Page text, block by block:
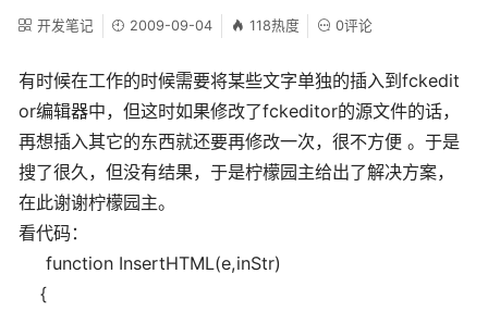
开发笔记 2009-09-04 118热度 0评论
有时候在工作的时候需要将某些文字单独的插入到fckedit
or编辑器中，但这时如果修改了fckeditor的源文件的话，
再想插入其它的东西就还要再修改一次，很不方便 。于是
搜了很久，但没有结果，于是柠檬园主给出了解决方案，
在此谢谢柠檬园主。
看代码：
function InsertHTML(e,inStr)
{